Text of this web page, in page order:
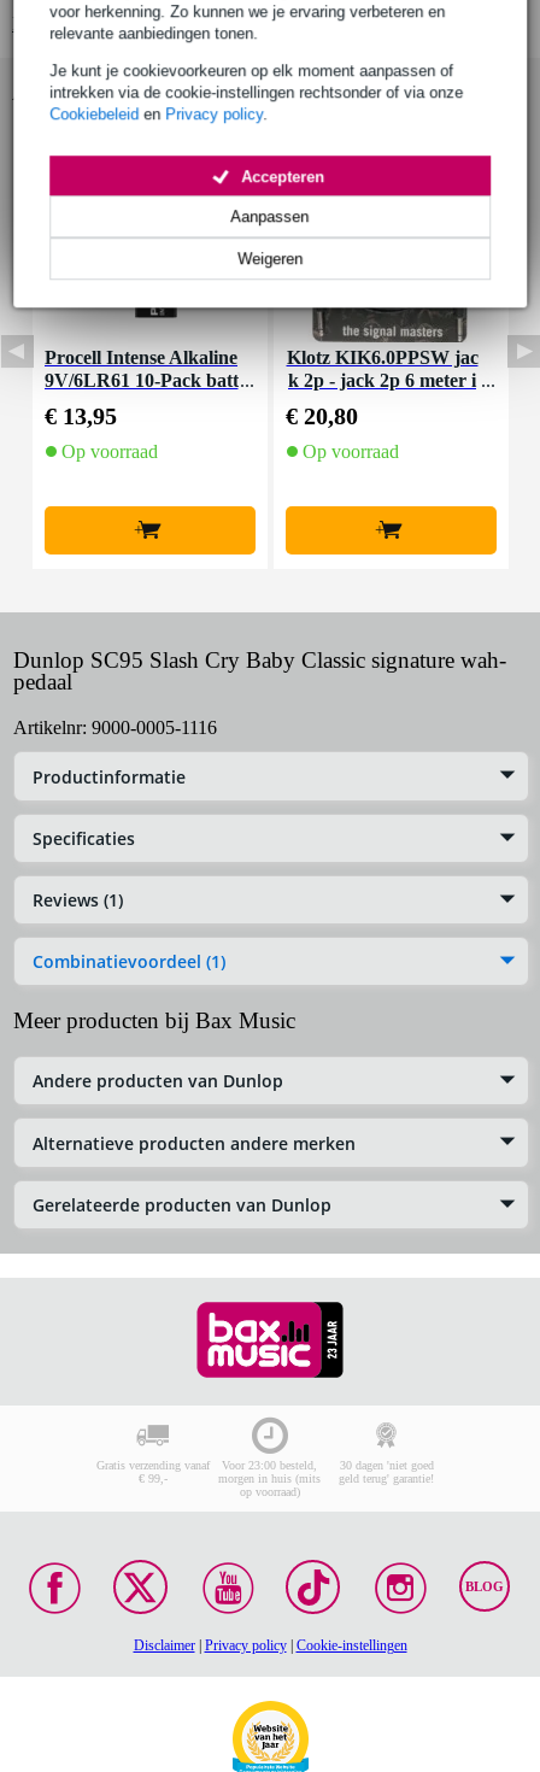
voor herkenning. Zo kunnen we je ervaring verbeteren en
relevante aanbiedingen tonen.
Je kunt je cookievoorkeuren op elk moment aanpassen of
intrekken via de cookie-instellingen rechtsonder of via onze
Cookiebeleid en Privacy policy.
Weigeren
Aanpassen
Accepteren
Bekijk alle productspecificaties
Accessoires (4)
Procell Intense Alkaline
9V/6LR61 10-Pack batt
€ 13,95
Op voorraad
+
Klotz KIK6.0PPSW jac
k 2p - jack 2p 6 meter i
€ 20,80
Op voorraad
+
Dunlop SC95 Slash Cry Baby Classic signature wah-
pedaal
Artikelnr: 9000-0005-1116
Productinformatie
Specificaties
Reviews (1)
Combinatievoordeel (1)
Meer producten bij Bax Music
Andere producten van Dunlop
Alternatieve producten andere merken
Gerelateerde producten van Dunlop
Gratis verzending vanaf
€ 99,-
Voor 23:00 besteld,
morgen in huis (mits
op voorraad)
30 dagen 'niet goed
geld terug' garantie!
BLOG
Disclaimer| Privacy policy| Cookie-instellingen